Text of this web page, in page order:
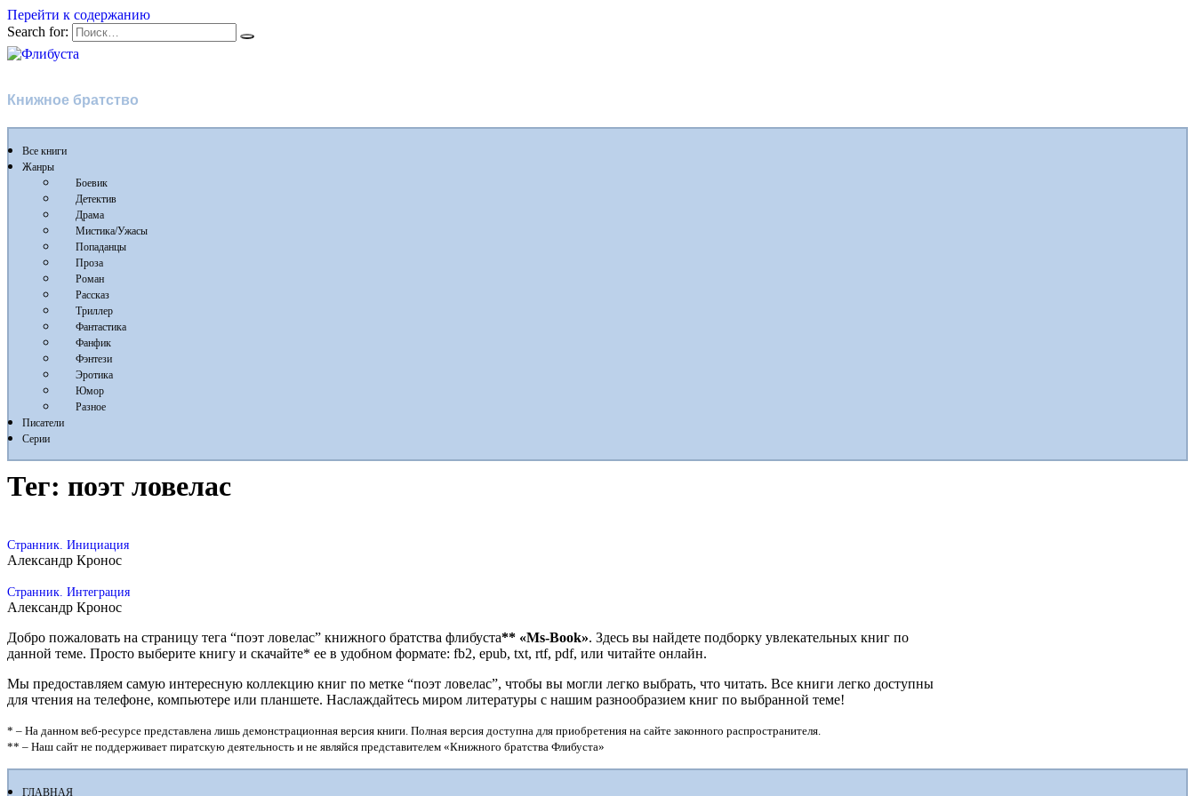
Перейти к содержанию
Search for:
Книжное братство
Все книги
Жанры
Боевик
Детектив
Драма
Мистика/Ужасы
Попаданцы
Проза
Роман
Рассказ
Триллер
Фантастика
Фанфик
Фэнтези
Эротика
Юмор
Разное
Писатели
Серии
Тег: поэт ловелас
Странник. Инициация
Александр Кронос
Странник. Интеграция
Александр Кронос
Добро пожаловать на страницу тега “поэт ловелас” книжного братства флибуста** «Ms-Book». Здесь вы найдете подборку увлекательных книг по
данной теме. Просто выберите книгу и скачайте* ее в удобном формате: fb2, epub, txt, rtf, pdf, или читайте онлайн.
Мы предоставляем самую интересную коллекцию книг по метке “поэт ловелас”, чтобы вы могли легко выбрать, что читать. Все книги легко доступны
для чтения на телефоне, компьютере или планшете. Наслаждайтесь миром литературы с нашим разнообразием книг по выбранной теме!
* – На данном веб-ресурсе представлена лишь демонстрационная версия книги. Полная версия доступна для приобретения на сайте законного распространителя.
** – Наш сайт не поддерживает пиратскую деятельность и не являйся представителем «Книжного братства Флибуста»
ГЛАВНАЯ